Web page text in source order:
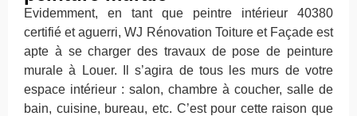
Evidemment, en tant que peintre intérieur 40380
certifié et aguerri, WJ Rénovation Toiture et Façade est
apte à se charger des travaux de pose de peinture
murale à Louer. Il s’agira de tous les murs de votre
espace intérieur : salon, chambre à coucher, salle de
bain, cuisine, bureau, etc. C’est pour cette raison que